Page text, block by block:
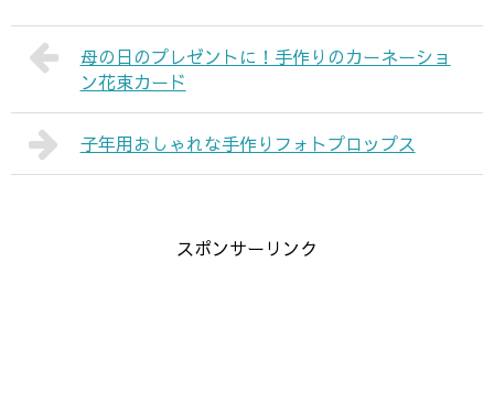
母の日のプレゼントに！手作りのカーネーショ
ン花束カード
子年用おしゃれな手作りフォトプロップス
スポンサーリンク